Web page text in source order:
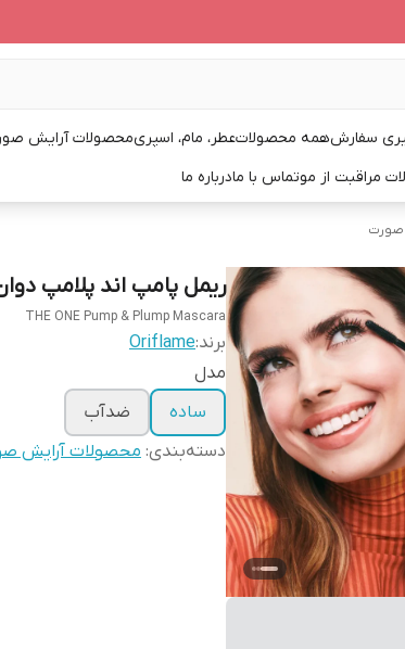
سفارشهمه محصولاتعطر، مام، اسپریمحصولات آرایش
مراقبت از موتماس با مادرباره ما
صورت
ریمل پامپ اند پلامپ
THE ONE Pump & Plump Mascara
برند:Oriflame
مدل
ساده
ضدآب
دسته‌بندی: محصولات آرایش